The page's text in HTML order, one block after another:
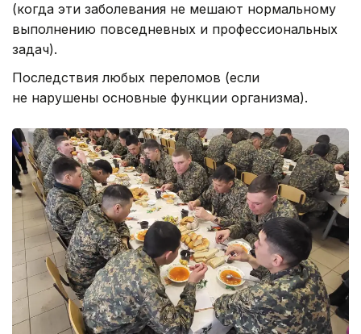
(когда эти заболевания не мешают нормальному
выполнению повседневных и профессиональных
задач).
Последствия любых переломов (если
не нарушены основные функции организма).